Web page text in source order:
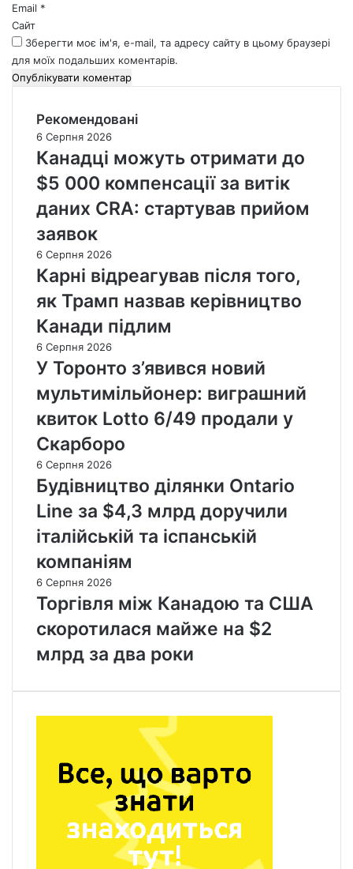
Email *
Сайт
Зберегти моє ім'я, e-mail, та адресу сайту в цьому браузері
для моїх подальших коментарів.
Рекомендовані
6 Серпня 2026
Канадці можуть отримати до
$5 000 компенсації за витік
даних CRA: стартував прийом
заявок
6 Серпня 2026
Карні відреагував після того,
як Трамп назвав керівництво
Канади підлим
6 Серпня 2026
У Торонто з’явився новий
мультимільйонер: виграшний
квиток Lotto 6/49 продали у
Скарборо
6 Серпня 2026
Будівництво ділянки Ontario
Line за $4,3 млрд доручили
італійській та іспанській
компаніям
6 Серпня 2026
Торгівля між Канадою та США
скоротилася майже на $2
млрд за два роки